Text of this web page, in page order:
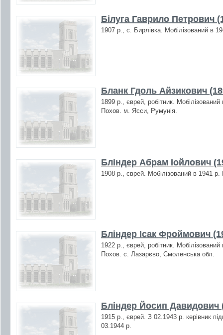
Білуга Гаврило Петрович
1907 р., с. Бирлівка. Мобілізований в
Бланк Гдоль Айзикович
1899 р., єврей, робітник.
Похов. м. Ясси, Румунія.
Бліндер Абрам Іойлович
1908 р., єврей. Мобілізований в 1941
Бліндер Ісак Фроймович
1922 р., єврей, робітник.
Похов. с. Лазарєво, Смоленська обл.
Бліндер Йосип Давидович
1915 р., єврей. З 02.1943 р. керівник
03.1944 р.